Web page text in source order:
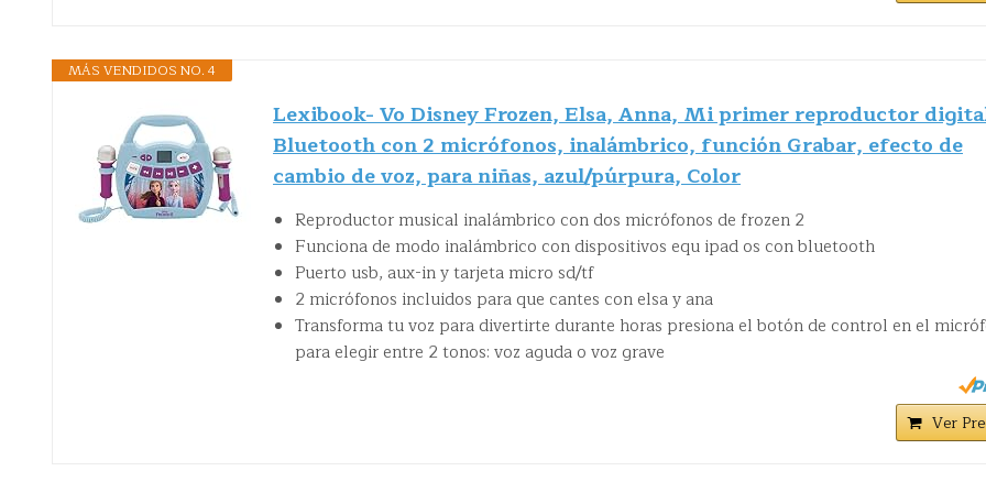
MÁS VENDIDOS NO. 4
Lexibook- Vo Disney Frozen, Elsa, Anna, Mi primer reproductor
Bluetooth con 2 micrófonos, inalámbrico, función Grabar, efecto de
cambio de voz, para niñas, azul/púrpura, Color
Reproductor musical inalámbrico con dos micrófonos de frozen 2
Funciona de modo inalámbrico con dispositivos equ ipad os con bluetooth
Puerto usb, aux-in y tarjeta micro sd/tf
2 micrófonos incluidos para que cantes con elsa y ana
Transforma tu voz para divertirte durante horas presiona el botón de control en el
para elegir entre 2 tonos: voz aguda o voz grave
Ver